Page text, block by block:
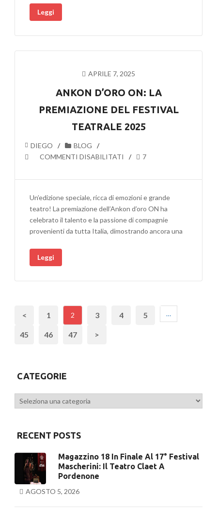
ALLA
SCOPERTA
DELLE
SERPENTE
DI
Leggi
APRILE 7, 2025
ANKON D’ORO ON: LA
PREMIAZIONE DEL FESTIVAL
TEATRALE 2025
DIEGO
BLOG
COMMENTI DISABILITATI
SU
D’ORO
LA
PREMIAZIONE
DEL
FESTIVAL
2025
7
Un’edizione speciale, ricca di emozioni e grande
teatro! La premiazione dell’Ankon d’oro ON ha
celebrato il talento e la passione di compagnie
provenienti da tutta Italia, dimostrando ancora una
Leggi
< 1 2 3 4 5 …
45 46 47 >
CATEGORIE
Categorie
RECENT POSTS
Magazzino 18 In Finale Al 17° Festival
Mascherini: Il Teatro Claet A
Pordenone
AGOSTO 5, 2026